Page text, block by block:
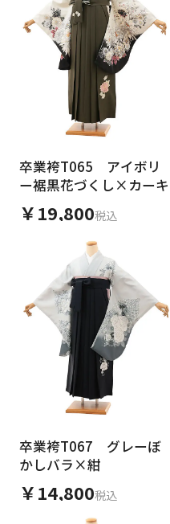
卒業袴T065 アイボリ
ー裾黒花づくし×カーキ
￥19,800税込
卒業袴T067 グレーぼ
かしバラ×紺
￥14,800税込